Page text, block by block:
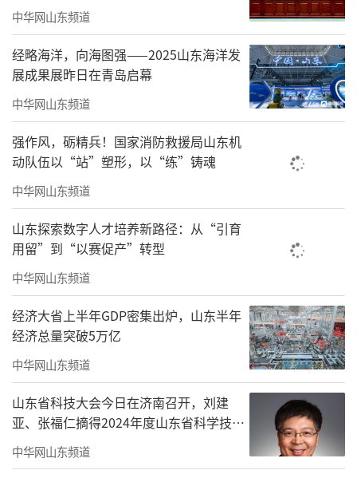
升企业的应急处置能力，提高企业员工的安全
生产意识。”
（来源：闪电新闻）
责任编辑：贾晗萱
中华网山东频道
经略海洋，向海图强——2025山东海洋发
展成果展昨日在青岛启幕
中华网山东频道
强作风，砺精兵！国家消防救援局山东机
动队伍以“站”塑形，以“练”铸魂
中华网山东频道
山东探索数字人才培养新路径：从“引育
用留”到“以赛促产”转型
中华网山东频道
经济大省上半年GDP密集出炉，山东半年
经济总量突破5万亿
中华网山东频道
山东省科技大会今日在济南召开，刘建
亚、张福仁摘得2024年度山东省科学技术
奖最高奖！
中华网山东频道